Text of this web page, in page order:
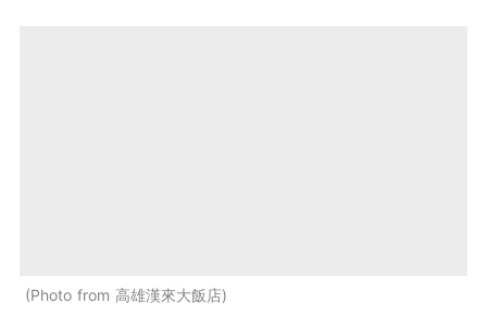
Photo from 高雄漢來大飯店